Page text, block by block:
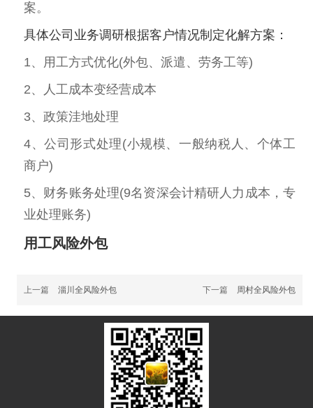
案。
具体公司业务调研根据客户情况制定化解方案：
1、用工方式优化(外包、派遣、劳务工等)
2、人工成本变经营成本
3、政策洼地处理
4、公司形式处理(小规模、一般纳税人、个体工
商户)
5、财务账务处理(9名资深会计精研人力成本，专
业处理账务)
用工风险外包
上一篇 淄川全风险外包 下一篇 周村全风险外包